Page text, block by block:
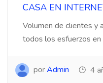
CASA EN
Volumen de clientes y
todos los esfuerzos en
porAdmin 4